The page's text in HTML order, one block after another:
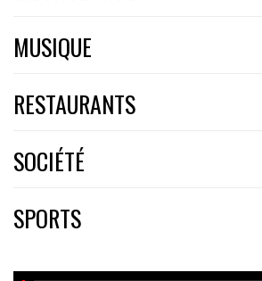
MUSIQUE
RESTAURANTS
SOCIÉTÉ
SPORTS